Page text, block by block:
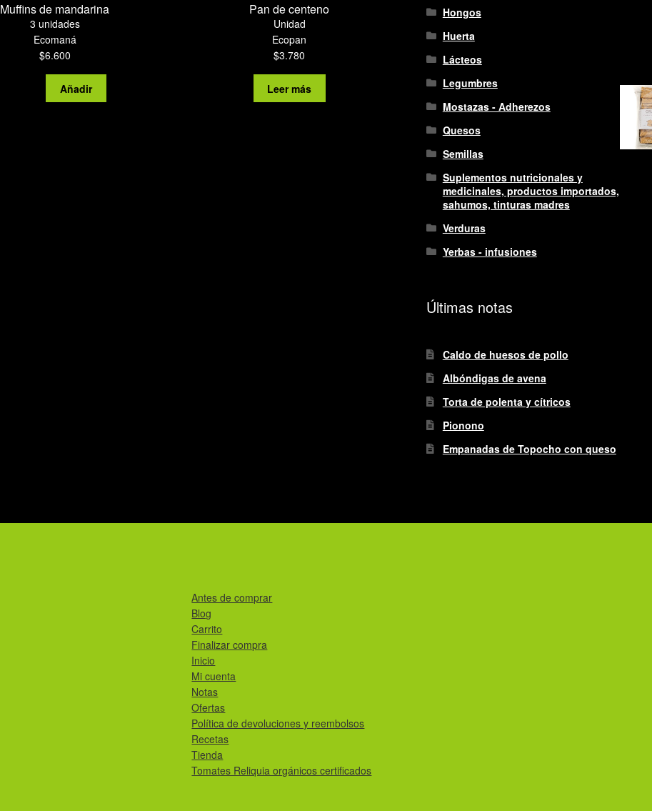
Muffins de mandarina
3 unidades
Ecomaná
$6.600
Muffins
de
Añadir
Pan de centeno
Unidad
Ecopan
$3.780
Leer más
Hongos
Huerta
Lácteos
Legumbres
Mostazas - Adherezos
Quesos
Semillas
Suplementos nutricionales y
medicinales, productos importados,
sahumos, tinturas madres
Verduras
Yerbas - infusiones
Últimas notas
Caldo de huesos de pollo
Albóndigas de avena
Torta de polenta y cítricos
Pionono
Empanadas de Topocho con queso
Antes de comprar
Blog
Carrito
Finalizar compra
Inicio
Mi cuenta
Notas
Ofertas
Política de devoluciones y reembolsos
Recetas
Tienda
Tomates Reliquia orgánicos certificados